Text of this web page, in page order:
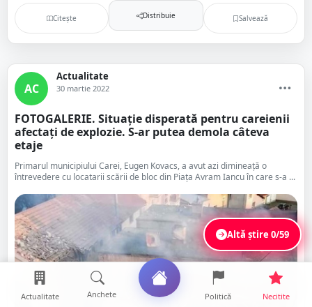
Citește Distribuie Salvează
AC
Actualitate
30 martie 2022
FOTOGALERIE. Situație disperată pentru careienii
afectați de explozie. S-ar putea demola câteva
etaje
Primarul municipiului Carei, Eugen Kovacs, a avut azi dimineață o
întrevedere cu locatarii scării de bloc din Piața Avram Iancu în care s-a ...
Altă știre0/59
Actualitate Anchete Politică Necitite